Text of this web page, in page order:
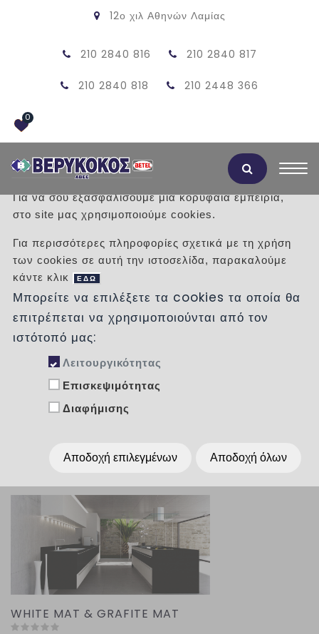
12ο χιλ Αθηνών Λαμίας
210 2840 816 210 2840 817
210 2840 818 210 2448 366
0
/ Προϊόντα /
ΚΟΥΖΙΝΑ
ΕΠΙΠΛΟ ΚΟΥΖΙΝΑΣ
Κατηγορίες
Ταξινόμηση :
WHITE MAT & GRAFITE MAT
Αποδοχή Cookies
Για να σου εξασφαλίσουμε μια κορυφαία εμπειρία,
στο site μας χρησιμοποιούμε cookies.
Για περισσότερες πληροφορίες σχετικά με τη χρήση
των cookies σε αυτή την ιστοσελίδα, παρακαλούμε
κάντε κλικ
ΕΔΩ
Μπορείτε να επιλέξετε τα cookies τα οποία θα
επιτρέπεται να χρησιμοποιούνται από τον
ιστότοπό μας:
Λειτουργικότητας
Επισκεψιμότητας
Διαφήμισης
Αποδοχή επιλεγμένων Αποδοχή όλων